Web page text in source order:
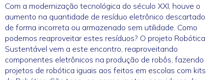
Com a modernização tecnológica do século XXI, houve o
aumento na quantidade de resíduo eletrônico descartado
de forma incorreta ou armazenado sem utilidade. Como
podemos reaproveitar estes resíduos? O projeto Robótica
Sustentável vem a este encontro, reaproveitando
componentes eletrônicos na produção de robôs, fazendo
projetos de robótica iguais aos feitos em escolas com kits